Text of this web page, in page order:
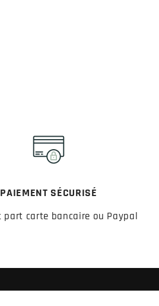
PAIEMENT SÉCURISÉ
part carte bancaire ou Paypal